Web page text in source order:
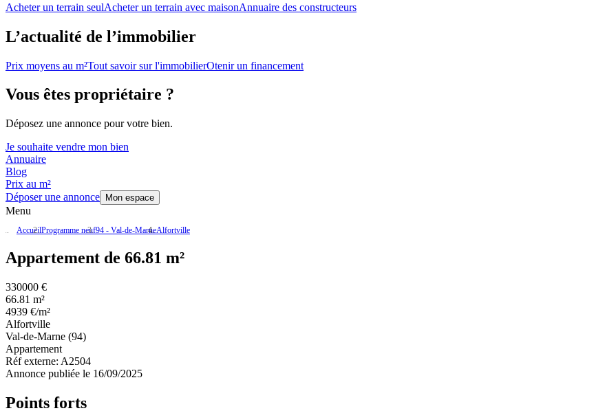
Acheter un terrain seulAcheter un terrain avec maisonAnnuaire des constructeurs
L’actualité de l’immobilier
Prix moyens au m²Tout savoir sur l'immobilierOtenir un financement
Vous êtes propriétaire ?
Déposez une annonce pour votre bien.
Je souhaite vendre mon bien
Annuaire
Blog
Prix au m²
Déposer une annonce
Mon espace
Menu
AccueilProgramme neuf94 - Val-de-MarneAlfortville
Appartement de 66.81 m²
330000 €
66.81 m²
4939 €/m²
Alfortville
Val-de-Marne (94)
Appartement
Réf externe: A2504
Annonce publiée le 16/09/2025
Points forts